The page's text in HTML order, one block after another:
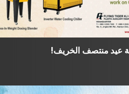
عيد منتصف الخريف!